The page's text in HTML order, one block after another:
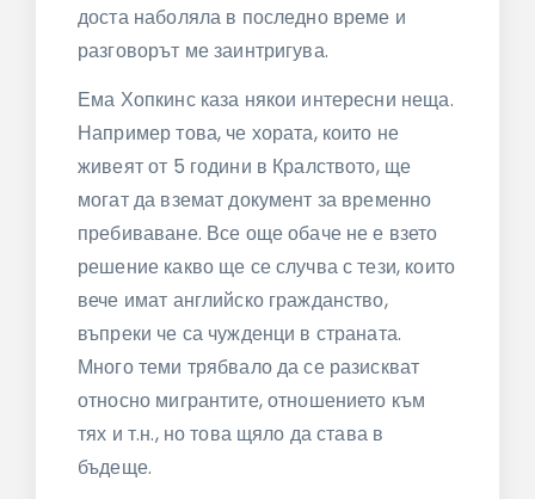
доста наболяла в последно време и
разговорът ме заинтригува.
Ема Хопкинс каза някои интересни неща.
Например това, че хората, които не
живеят от 5 години в Кралството, ще
могат да вземат документ за временно
пребиваване. Все още обаче не е взето
решение какво ще се случва с тези, които
вече имат английско гражданство,
въпреки че са чужденци в страната.
Много теми трябвало да се разискват
относно мигрантите, отношението към
тях и т.н., но това щяло да става в
бъдеще.